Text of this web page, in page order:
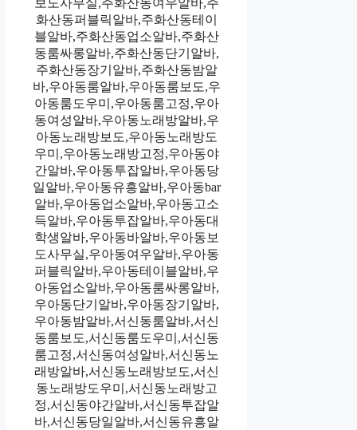
보도사무실,주화산동여우알바,주
화산동퍼블릭알바,주화산동테이
블알바,주화산동업소알바,주화산
동룸싸롱알바,주화산동단기알바,
주화산동장기알바,주화산동밤알
바,우아동룸알바,우아동룸보도,우
아동룸도우미,우아동룸고정,우아
동여성알바,우아동노래방알바,우
아동노래방보도,우아동노래방도
우미,우아동노래방고정,우아동야
간알바,우아동투잡알바,우아동당
일알바,우아동유흥알바,우아동bar
알바,우아동업소알바,우아동고소
득알바,우아동투잡알바,우아동대
학생알바,우아동바알바,우아동보
도사무실,우아동여우알바,우아동
퍼블릭알바,우아동테이블알바,우
아동업소알바,우아동룸싸롱알바,
우아동단기알바,우아동장기알바,
우아동밤알바,서신동룸알바,서신
동룸보도,서신동룸도우미,서신동
룸고정,서신동여성알바,서신동노
래방알바,서신동노래방보도,서신
동노래방도우미,서신동노래방고
정,서신동야간알바,서신동투잡알
바,서신동당일알바,서신동유흥알